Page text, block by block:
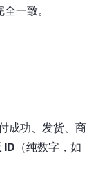
全一致。
成功、发货、商
ID （纯数字，如